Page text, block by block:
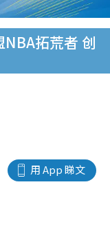
拓荒者 创
用 App 睇文